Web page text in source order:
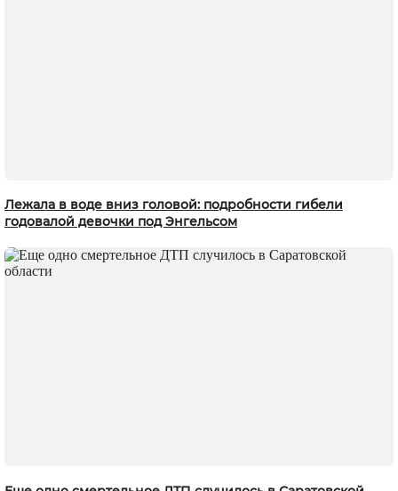
Лежала в воде вниз головой: подробности гибели
годовалой девочки под Энгельсом